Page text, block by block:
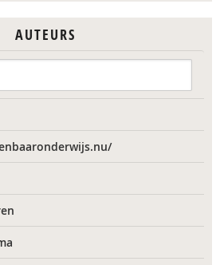
AUTEURS